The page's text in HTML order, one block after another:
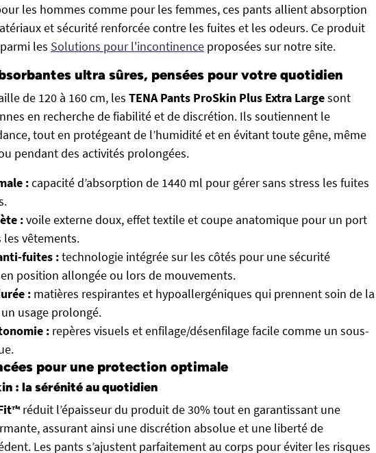
les hommes comme pour les femmes, ces pants allient absorption
et sécurité renforcée contre les fuites et les odeurs. Ce produit
les Solutions pour l'incontinence proposées sur notre site.
ultra sûres, pensées pour votre quotidien
de 120 à 160 cm, les TENA Pants ProSkin Plus Extra Largesont
en recherche de fiabilité et de discrétion. Ils soutiennent le
tout en protégeant de l’humidité et en évitant toute gêne, même
pendant des activités prolongées.
:capacité d’absorption de 1440 ml pour gérer sans stress les fuites
:voile externe doux, effet textile et coupe anatomique pour un port
vêtements.
fuites :technologie intégrée sur les côtés pour une sécurité
position allongée ou lors de mouvements.
: matières respirantes et hypoallergéniques qui prennent soin de la
usage prolongé.
: repères visuels et enfilage/désenfilage facile comme un sous-
pour une protection optimale
: la sérénité au quotidien
réduit l’épaisseur du produit de 30% tout en garantissant une
assurant ainsi une discrétion absolue et une liberté de
Les pants s’ajustent parfaitement au corps pour éviter les risques